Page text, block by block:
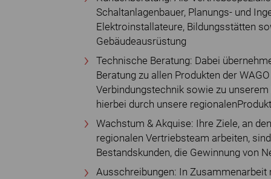
Schaltanlagenbauer, Planungs- und
Elektroinstallateure, Bildungsstätten
Gebäudeausrüstung
Technische Beratung: Dabei
Beratung zu allen Produkten der
Verbindungstechnik sowie zu
hierbei durch unsere
Wachstum & Akquise: Ihre Ziele, an
regionalen Vertriebsteam arbeiten,
Bestandskunden, die Gewinnung von
Ausschreibungen: In